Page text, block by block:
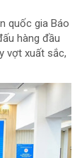
quốc gia Báo
hàng đầu
vợt xuất sắc,